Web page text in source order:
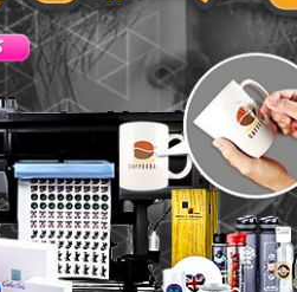
برنامه اندروید
مرجع نیازمندیهای ابزار و
لوازم
رایانه رومیزی